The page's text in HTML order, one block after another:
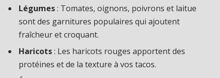
Légumes: Tomates, oignons, poivrons et laitue
sont des garnitures populaires qui ajoutent
fraîcheur et croquant.
Haricots: Les haricots rouges apportent des
protéines et de la texture à vos tacos.